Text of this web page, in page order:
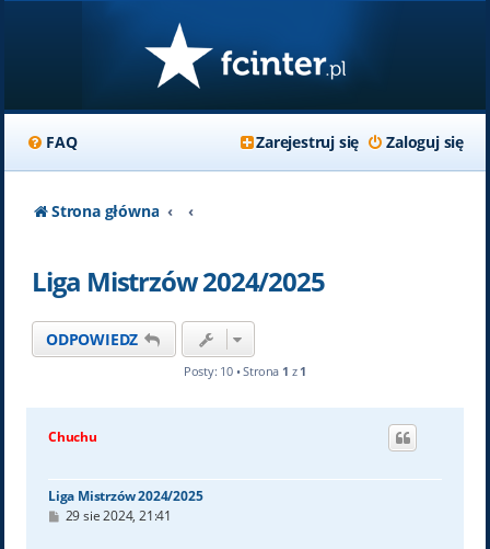
FAQ Zaloguj się
Zarejestruj się
Strona główna
Liga Mistrzów 2024/2025
ODPOWIEDZ
Posty: 10 • Strona 1 z 1
Chuchu
Liga Mistrzów 2024/2025
P29 sie 2024, 21:41